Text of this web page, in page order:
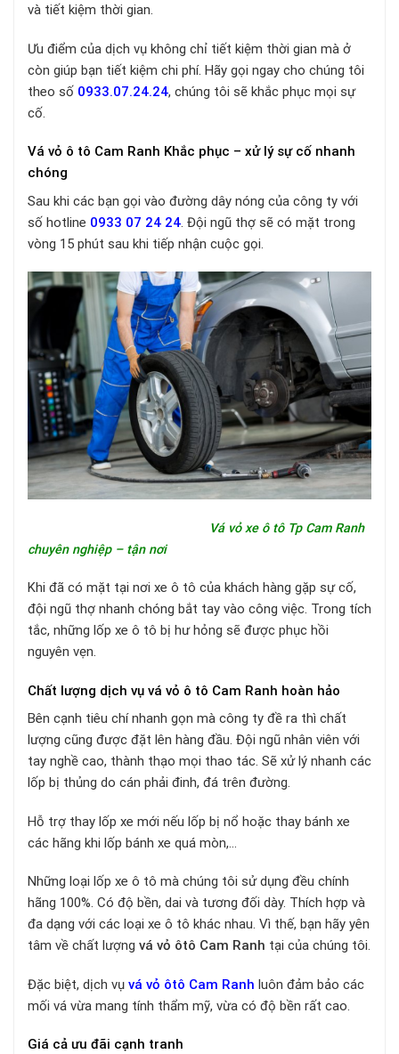
và tiết kiệm thời gian.
Ưu điểm của dịch vụ không chỉ tiết kiệm thời gian mà ở
còn giúp bạn tiết kiệm chi phí. Hãy gọi ngay cho chúng tôi
theo số 0933.07.24.24, chúng tôi sẽ khắc phục mọi sự
cố.
Vá vỏ ô tô Cam Ranh Khắc phục – xử lý sự cố nhanh
chóng
Sau khi các bạn gọi vào đường dây nóng của công ty với
số hotline 0933 07 24 24. Đội ngũ thợ sẽ có mặt trong
vòng 15 phút sau khi tiếp nhận cuộc gọi.
Vá vỏ xe ô tô Tp Cam Ranh
chuyên nghiệp – tận nơi
Khi đã có mặt tại nơi xe ô tô của khách hàng gặp sự cố,
đội ngũ thợ nhanh chóng bắt tay vào công việc. Trong tích
tắc, những lốp xe ô tô bị hư hỏng sẽ được phục hồi
nguyên vẹn.
Chất lượng dịch vụ vá vỏ ô tô Cam Ranh hoàn hảo
Bên cạnh tiêu chí nhanh gọn mà công ty đề ra thì chất
lượng cũng được đặt lên hàng đầu. Đội ngũ nhân viên với
tay nghề cao, thành thạo mọi thao tác. Sẽ xử lý nhanh các
lốp bị thủng do cán phải đinh, đá trên đường.
Hỗ trợ thay lốp xe mới nếu lốp bị nổ hoặc thay bánh xe
các hãng khi lốp bánh xe quá mòn,…
Những loại lốp xe ô tô mà chúng tôi sử dụng đều chính
hãng 100%. Có độ bền, dai và tương đối dày. Thích hợp và
đa dạng với các loại xe ô tô khác nhau. Vì thế, bạn hãy yên
tâm về chất lượng vá vỏ ôtô Cam Ranh tại của chúng tôi.
Đặc biệt, dịch vụ vá vỏ ôtô Cam Ranh luôn đảm bảo các
mối vá vừa mang tính thẩm mỹ, vừa có độ bền rất cao.
Giá cả ưu đãi cạnh tranh